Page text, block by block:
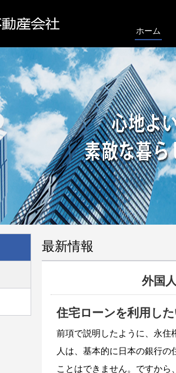
ホーム
最新情報
外国
住宅ローンを利用し
前項で説明したように、永住
人は、基本的に日本の銀行の
ことはできません。ですから